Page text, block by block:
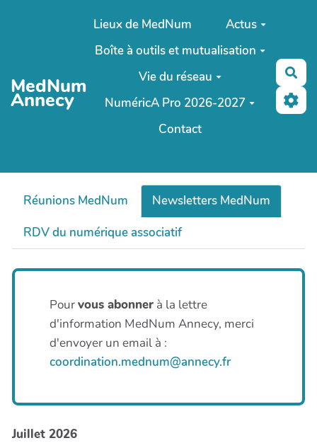
Aller au contenu principal
MedNum
Annecy
Lieux de MedNum
Actus
Boîte à outils et mutualisation
Vie du réseau
NuméricA Pro 2026-2027
Contact
Réunions MedNum
Newsletters MedNum
RDV du numérique associatif
Pourvous abonner à la lettre
d'information MedNum Annecy, merci
d'envoyer un email à :
coordination.mednum@annecy.fr
Juillet 2026